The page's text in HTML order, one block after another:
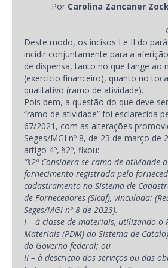
Por Carolina Zancaner
Deste modo, os incisos I e II do
incidir conjuntamente para a
de dispensa, tanto no que tange ao
(exercício financeiro), quanto no
qualitativo (ramo de atividade).
Pois bem, a questão do que deve
“ramo de atividade” foi esclarecida
67/2021, com as alterações
Seges/MGI nº 8, de 23 de março de
artigo 4º, §2º, fixou:
“§2º Considera-se ramo de atividade
fornecimento registrada pelo
cadastramento no Sistema de
de Fornecedores (Sicaf), vinculada:
Seges/MGI nº 8 de 2023).
I – à classe de materiais, utilizando o
Materiais (PDM) do Sistema de
do Governo federal; ou
II – à descrição dos serviços ou das